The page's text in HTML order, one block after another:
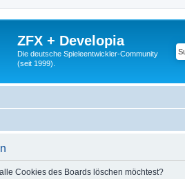
ZFX + Developia
Die deutsche Spieleentwickler-Community
(seit 1999).
Cookies des Boards löschen möchtest?